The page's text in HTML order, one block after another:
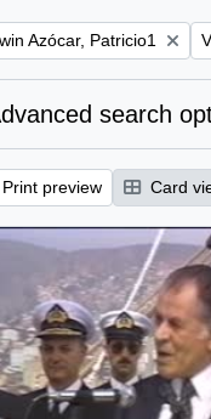
filter:
Azócar, Patricio1
search
Print preview Card